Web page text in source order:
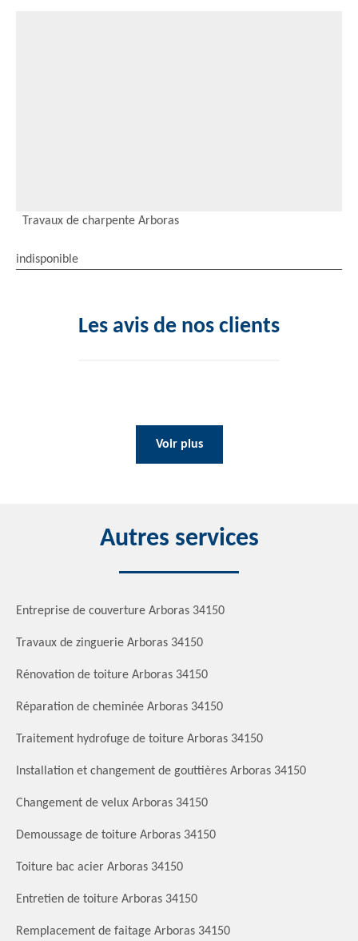
Travaux de charpente Arboras
indisponible
Les avis de nos clients
Voir plus
Autres services
Entreprise de couverture Arboras 34150
Travaux de zinguerie Arboras 34150
Rénovation de toiture Arboras 34150
Réparation de cheminée Arboras 34150
Traitement hydrofuge de toiture Arboras 34150
Installation et changement de gouttières Arboras 34150
Changement de velux Arboras 34150
Demoussage de toiture Arboras 34150
Toiture bac acier Arboras 34150
Entretien de toiture Arboras 34150
Remplacement de faitage Arboras 34150